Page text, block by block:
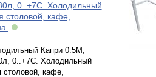
0..+7С. Холодильный
столовой, кафе,
Капри 0.5М,
0..+7С. Холодильный
кафе,